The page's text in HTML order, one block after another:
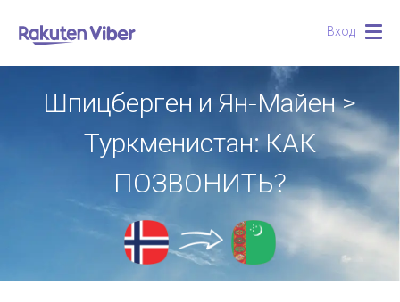
Вход
Шпицберген и Ян-Майен >
Туркменистан: КАК
ПОЗВОНИТЬ?